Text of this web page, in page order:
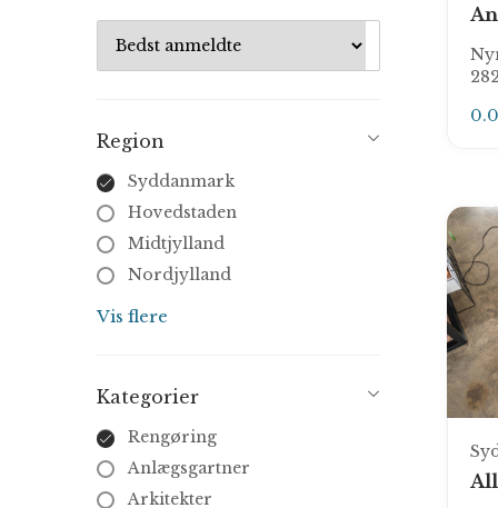
Region
Syddanmark
Hovedstaden
Midtjylland
Nordjylland
Sjælland
Vis flere
Kategorier
Rengøring
Anlægsgartner
Arkitekter
0.0